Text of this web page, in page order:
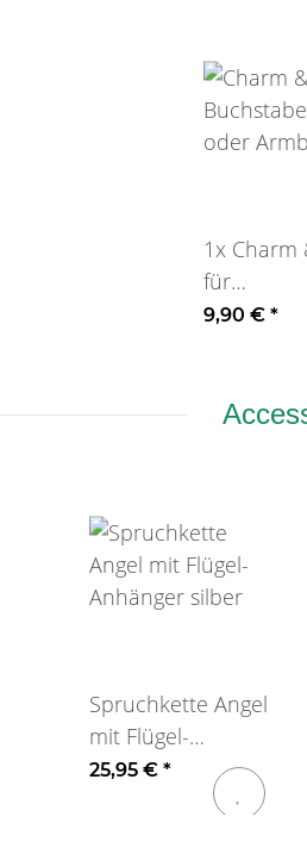
1x Charm
für
oder
9,90 € *
Spruchkette Angel
mit Flügel-
Anhänger silber
25,95 € *